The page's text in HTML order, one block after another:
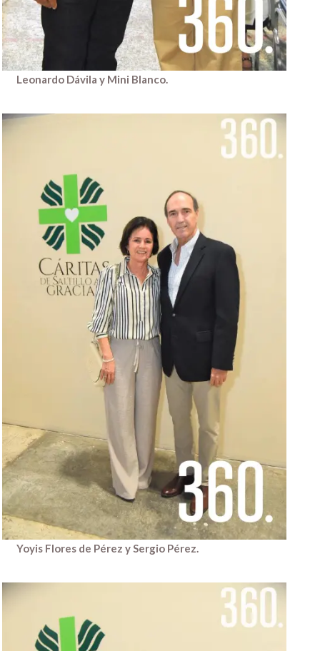
Leonardo Dávila y Mini Blanco.
Yoyis Flores de Pérez y Sergio Pérez.